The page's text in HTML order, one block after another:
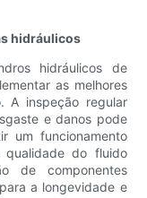
hidráulicos
hidráulicos de
as melhores
A inspeção regular
e danos pode
um funcionamento
do fluido
de componentes
a longevidade e